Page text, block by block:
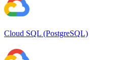
Cloud SQL (PostgreSQL)